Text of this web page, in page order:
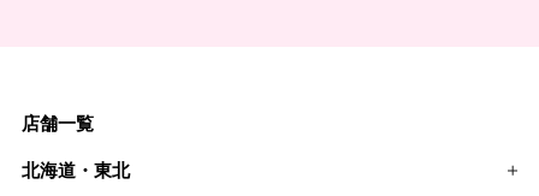
店舗一覧
北海道・東北